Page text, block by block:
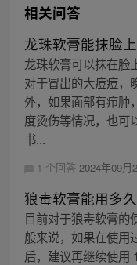
相关问答
龙珠软膏能抹脸
龙珠软膏可以抹在脸
对于冒出的大痘痘，
外，如果面部有疖肿
度烫伤等情况，也可
书...
1 个回答 2024年09月
狼毒软膏能用多久
目前对于狼毒软膏的
般来说，如果在使用
后，建议再继续使用